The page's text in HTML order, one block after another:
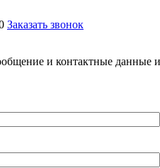
Заказать звонок
и контактные данные